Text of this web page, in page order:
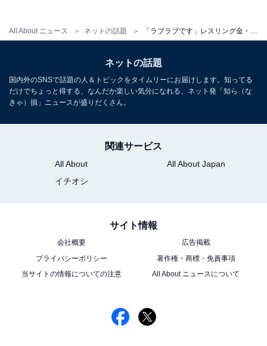
All About ニュース ネットの話題 「ラブラブです」レスリング金・川井友香子、夫との美男美女ウエディングフォト！ 「綺麗すぎます！」
ネットの話題
国内外のSNSで話題の人＆トピックをタイムリーにお届けします。知ってる
だけでちょっと得する、なんだか楽しい気分になれる、ネット発「知ら（な
きゃ）損」ニュースが盛りだくさん。
関連サービス
All About
All About Japan
イチオシ
サイト情報
会社概要
広告掲載
プライバシーポリシー
著作権・商標・免責事項
当サイトの情報についての注意
All About ニュースについて